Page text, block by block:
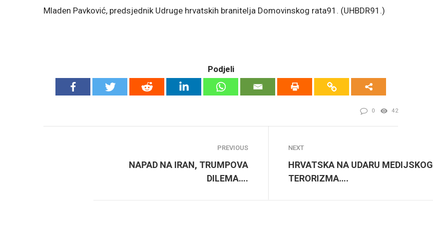
Mladen Pavković, predsjednik Udruge hrvatskih branitelja Domovinskog rata91. (UHBDR91.)
Podjeli
0 42
PREVIOUS
NAPAD NA IRAN, TRUMPOVA
DILEMA….
NEXT
HRVATSKA NA UDARU MEDIJSKOG
TERORIZMA….